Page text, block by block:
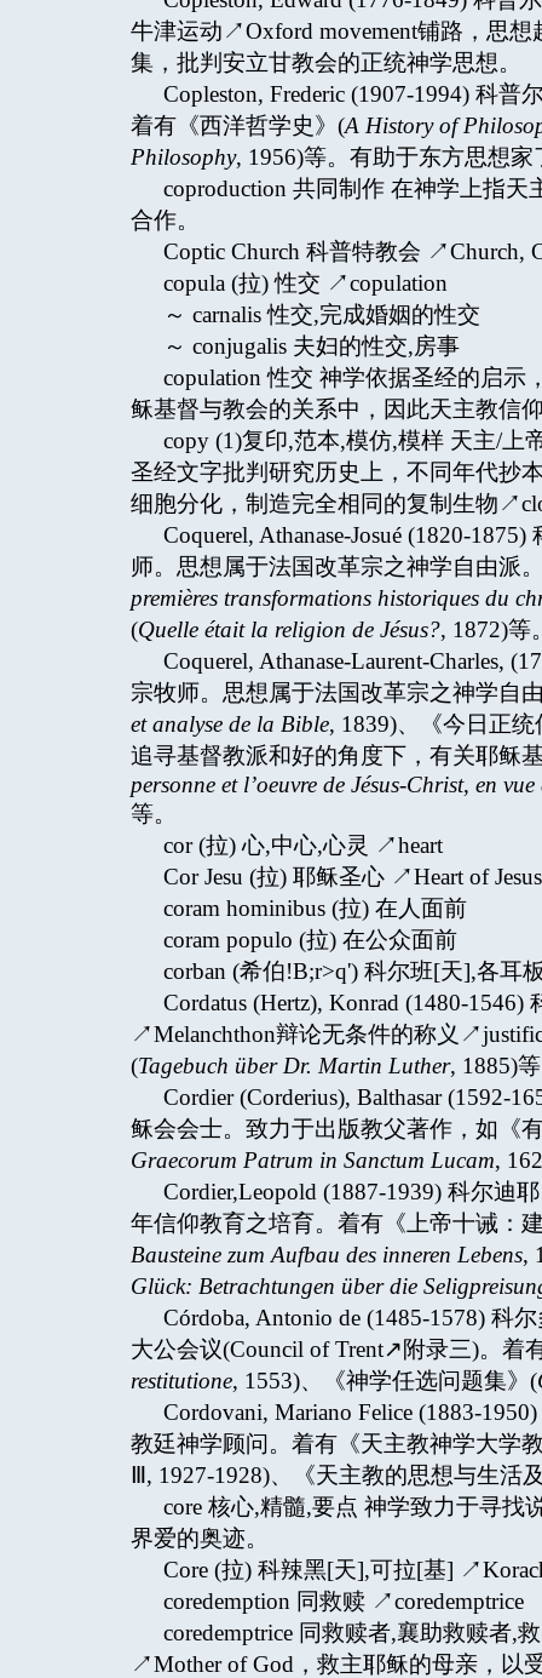
牛津运动↗Oxford movement铺路，思
集，批判安立甘教会的正统神学思想。
Copleston, Frederic (1907-1994) 科
着有《西洋哲学史》(A History of
Philosophy, 1956)等。有助于东方思想
coproduction 共同制作 在神学上指
合作。
Coptic Church 科普特教会 ↗Church,
copula (拉) 性交 ↗copulation
～ carnalis 性交,完成婚姻的性交
～ conjugalis 夫妇的性交,房事
copulation 性交 神学依据圣经的启
稣基督与教会的关系中，因此天主教信
copy (1)复印,范本,模仿,模样 天主/上
圣经文字批判研究历史上，不同年代抄
细胞分化，制造完全相同的复制生物
Coquerel, Athanase-Josué (1820-
师。思想属于法国改革宗之神学自由派
premières transformations historiques du
(Quelle était la religion de Jésus?, 1872)等
Coquerel, Athanase-Laurent-Charles,
宗牧师。思想属于法国改革宗之神学自
et analyse de la Bible, 1839)、《今日正统
追寻基督教派和好的角度下，有关耶稣
personne et l’oeuvre de Jésus-Christ, en
等。
cor (拉) 心,中心,心灵 ↗heart
Cor Jesu (拉) 耶稣圣心 ↗Heart of Jesus
coram hominibus (拉) 在人面前
coram populo (拉) 在公众面前
corban (希伯!B;r>q') 科尔班[天],各耳
Cordatus (Hertz), Konrad (1480-
↗Melanchthon辩论无条件的称义
(Tagebuch über Dr. Martin Luther, 1885)
Cordier (Corderius), Balthasar (1592-
稣会会士。致力于出版教父著作，如《
Graecorum Patrum in Sanctum Lucam,
Cordier,Leopold (1887-1939) 科尔迪
年信仰教育之培育。着有《上帝十诫：
Bausteine zum Aufbau des inneren Lebens,
Glück: Betrachtungen über die
Córdoba, Antonio de (1485-1578) 科
大公会议(Council of Trent↗附录三)。着
restitutione, 1553)、《神学任选问题集》(
Cordovani, Mariano Felice (1883-
教廷神学顾问。着有《天主教神学大学
Ⅲ, 1927-1928)、《天主教的思想与生活
core 核心,精髓,要点 神学致力于寻
界爱的奥迹。
Core (拉) 科辣黑[天],可拉[基]
coredemption 同救赎 ↗coredemptrice
coredemptrice 同救赎者,襄助救赎者,
↗Mother of God，救主耶稣的母亲，以